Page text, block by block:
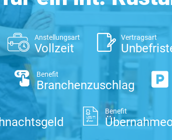
Anstellungsart
Vollzeit
Vertragsart
Benefit
Branchenzuschlag
Benefit